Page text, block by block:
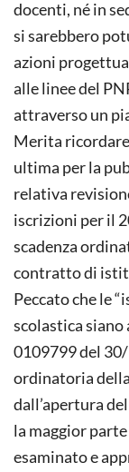
docenti, né in
si sarebbero
azioni
alle linee del
attraverso un
Merita
ultima per la
relativa
iscrizioni per il
scadenza
contratto di
Peccato che le
scolastica siano
0109799 del
ordinatoria
dall’apertura
la maggior
esaminato e